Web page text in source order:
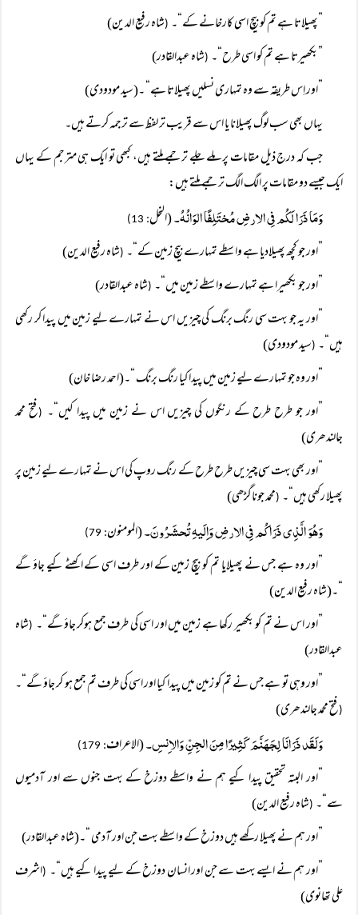
”پھیلاتا ہے تم کو بیچ اسی کارخانے کے“۔ (شاہ رفیع الدین)
”بکھیرتا ہے تم کو اسی طرح“۔ (شاہ عبدالقادر)
”اور اِس طریقہ سے وہ تمہاری نسلیں پھیلاتا ہے“ ۔(سید مودودی)
یہاں بھی سب لوگ پھیلانا یا اس سے قریب تر لفظ سے ترجمہ کرتے ہیں۔
جب کہ درج ذیل مقامات پر ملے جلے ترجمے ملتے ہیں، کبھی تو ایک ہی مترجم کے یہاں
ایک جیسے دو مقامات پر الگ الگ ترجمے ملتے ہیں:
وَمَا ذَرَا لَکُم فِی الارضِ مُختَلِفًا الوَانُہُ۔(النحل: 13)
”اور جو کچھ پھیلادیا ہے واسطے تمہارے بیچ زمین کے“۔ (شاہ رفیع الدین)
”اور جو بکھیرا ہے تمہارے واسطے زمین میں“۔ (شاہ عبدالقادر)
”اور یہ جو بہت سی رنگ برنگ کی چیزیں اس نے تمہارے لیے زمین میں پیدا کر رکھی
ہیں“۔ (سید مودودی)
”اور وہ جو تمہارے لیے زمین میں پیدا کیا رنگ برنگ “۔(احمد رضا خان)
”اور جو طرح طرح کے رنگوں کی چیزیں اس نے زمین میں پیدا کیں“۔ (فتح محمد
جالندھری)
”اور بھی بہت سی چیزیں طرح طرح کے رنگ روپ کی اس نے تمہارے لیے زمین پر
پھیلا رکھی ہیں“۔ (محمد جوناگڑھی)
وَھُوَ الَّذِی ذَرَاکُم فِی الارضِ وَاِلَیہِ تُحشَرُونَ۔(المومنون: 79)
”اور وہ ہے جس نے پھیلایا تم کو بیچ زمین کے اور طرف اسی کے اکھٹے کیے جاؤ گے
“۔(شاہ رفیع الدین)
”اور اس نے تم کو بکھیر رکھا ہے زمین میں اور اسی کی طرف جمع ہوکر جاؤ گے“۔ (شاہ
عبدالقادر)
”اور وہی تو ہے جس نے تم کو زمین میں پیدا کیا اور اسی کی طرف تم جمع ہو کر جاؤ گے“۔
(فتح محمد جالندھری)
وَلَقَد ذَرَانَا لِجَہَنَّمَ کَثِیرًا مِنَ الجِنِّ وَالاِنسِ۔(الاعراف: 179)
”اور البتہ تحقیق پیدا کیے ہم نے واسطے دوزخ کے بہت جنوں سے اور آدمیوں
سے“۔ (شاہ رفیع الدین)
”اور ہم نے پھیلا رکھے ہیں دوزخ کے واسطے بہت جن اور آدمی “۔(شاہ عبدالقادر)
”اور ہم نے ایسے بہت سے جن اور انسان دوزخ کے لیے پیدا کیے ہیں“۔ (اشرف
علی تھانوی)